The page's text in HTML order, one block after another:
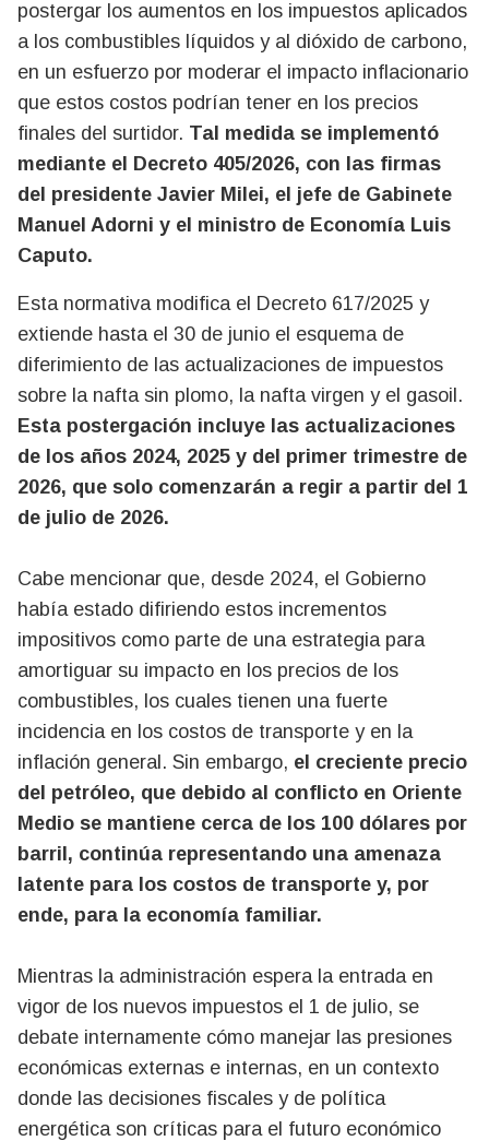
postergar los aumentos en los impuestos aplicados
a los combustibles líquidos y al dióxido de carbono,
en un esfuerzo por moderar el impacto inflacionario
que estos costos podrían tener en los precios
finales del surtidor. Tal medida se implementó
mediante el Decreto 405/2026, con las firmas
del presidente Javier Milei, el jefe de Gabinete
Manuel Adorni y el ministro de Economía Luis
Caputo.
Esta normativa modifica el Decreto 617/2025 y
extiende hasta el 30 de junio el esquema de
diferimiento de las actualizaciones de impuestos
sobre la nafta sin plomo, la nafta virgen y el gasoil.
Esta postergación incluye las actualizaciones
de los años 2024, 2025 y del primer trimestre de
2026, que solo comenzarán a regir a partir del 1
de julio de 2026.
Cabe mencionar que, desde 2024, el Gobierno
había estado difiriendo estos incrementos
impositivos como parte de una estrategia para
amortiguar su impacto en los precios de los
combustibles, los cuales tienen una fuerte
incidencia en los costos de transporte y en la
inflación general. Sin embargo, el creciente precio
del petróleo, que debido al conflicto en Oriente
Medio se mantiene cerca de los 100 dólares por
barril, continúa representando una amenaza
latente para los costos de transporte y, por
ende, para la economía familiar.
Mientras la administración espera la entrada en
vigor de los nuevos impuestos el 1 de julio, se
debate internamente cómo manejar las presiones
económicas externas e internas, en un contexto
donde las decisiones fiscales y de política
energética son críticas para el futuro económico